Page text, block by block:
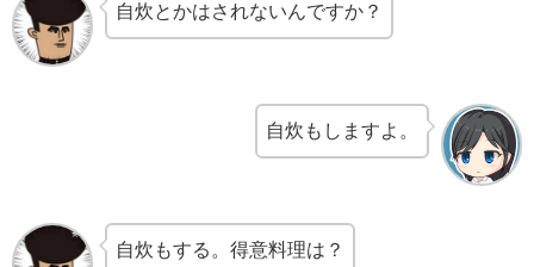
自炊とかはされないんですか？
自炊もしますよ。
自炊もする。得意料理は？